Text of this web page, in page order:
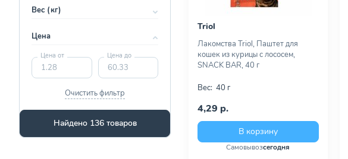
Вес (кг)
Цена
Цена от Цена до
Найдено 136 товаров
Очистить фильтр
Triol
Лакомства Triol, Паштет для
кошек из курицы с лососем,
SNACK BAR, 40 г
Вес: 40 г
4,29 р.
В корзину
Самовывозсегодня